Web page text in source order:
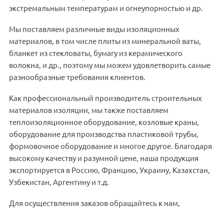
экстремальным температурам и огнеупорностью и др.
Мы поставляем различные виды изоляционных
материалов, в том числе плиты из минеральной ваты,
бланкет из стекловаты, бумагу из керамического
волокна, и др., поэтому мы можем удовлетворить самые
разнообразные требования клиентов.
Как профессиональный производитель строительных
материалов изоляции, мы также поставляем
теплоизоляционное оборудование, козловые краны,
оборудование для производства пластиковой трубы,
формовочное оборудование и многое другое. Благодаря
высокому качеству и разумной цене, наша продукция
экспортируется в Россию, Францию, Украину, Казахстан,
Узбекистан, Аргентину и т.д.
Для осуществления заказов обращайтесь к нам,